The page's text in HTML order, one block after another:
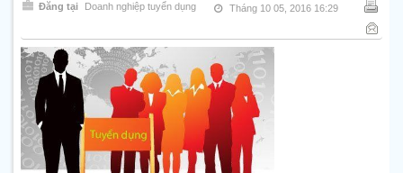
Đăng tại Doanh nghiệp tuyển dụng Tháng 10 05, 2016 16:29